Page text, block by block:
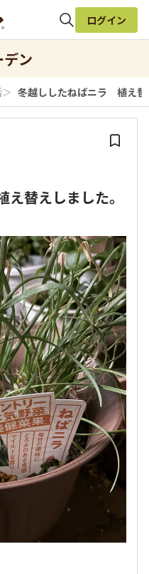
検索
ログイン
ン
＞ 冬越ししたねばニラ 植え替
替えしました。